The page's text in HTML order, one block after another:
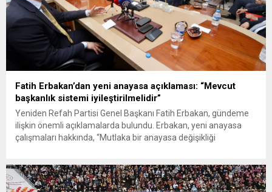
Fatih Erbakan’dan yeni anayasa açıklaması: “Mevcut
başkanlık sistemi iyileştirilmelidir”
Yeniden Refah Partisi Genel Başkanı Fatih Erbakan, gündeme
ilişkin önemli açıklamalarda bulundu. Erbakan, yeni anayasa
çalışmaları hakkında, “Mutlaka bir anayasa değişikliği
Erbakan, diyalog yolunun her zaman açık tutulmasının faydalı
olacağını söyledi. Yeniden Refah Partisi Genel